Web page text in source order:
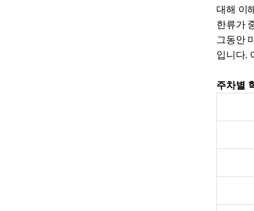
대해 이
한류가
그동안
입니다.
주차별